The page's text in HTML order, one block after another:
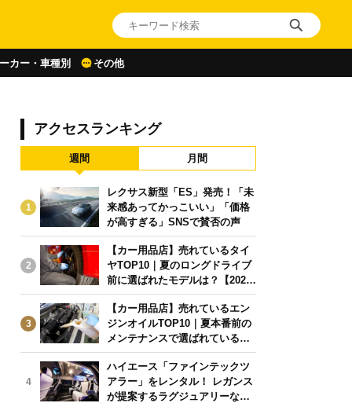
カー・車種別 その他
アクセスランキング
週間 月間
1
レクサス新型「ES」発売！「未
来感あってかっこいい」「価格
が高すぎる」SNSで賛否の声
2
【カー用品店】売れているタイ
ヤTOP10｜夏のロングドライブ
前に選ばれたモデルは？【2026
年6月版】
3
【カー用品店】売れているエン
ジンオイルTOP10｜夏本番前の
メンテナンスで選ばれている人
気モデルは？【2026年6月版】
4
ハイエース「ファインテックツ
アラー」をレンタル！ レガンス
が提案するラグジュアリーな移